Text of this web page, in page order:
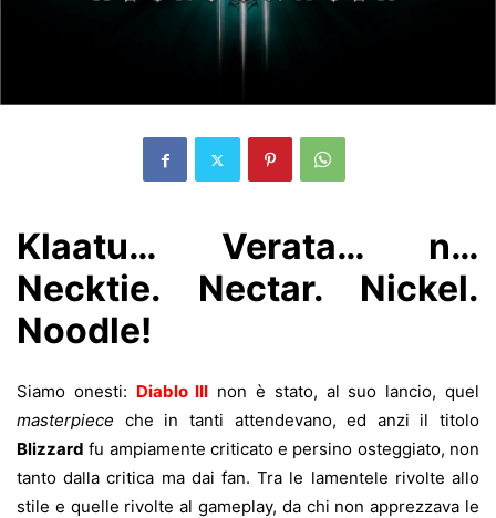
Klaatu… Verata… n…
Necktie. Nectar. Nickel.
Noodle!
Siamo onesti: Diablo III non è stato, al suo lancio, quel
masterpiece che in tanti attendevano, ed anzi il titolo
Blizzard fu ampiamente criticato e persino osteggiato, non
tanto dalla critica ma dai fan. Tra le lamentele rivolte allo
stile e quelle rivolte al gameplay, da chi non apprezzava le